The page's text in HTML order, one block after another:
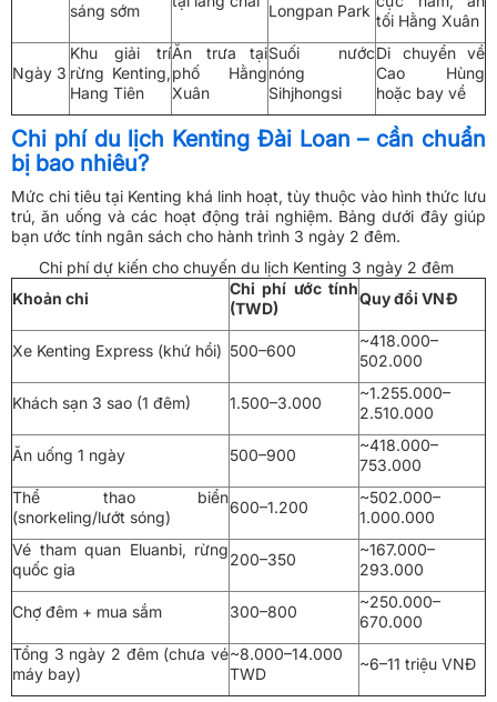
sáng sớm Longpan Park
tối Hằng Xuân
Ngày 3
Khu giải trí
rừng Kenting,
Hang Tiên
Ăn trưa tại
phố Hằng
Xuân
Suối nước
nóng
Sihjhongsi
Di chuyển về
Cao Hùng
hoặc bay về
Chi phí du lịch Kenting Đài Loan – cần chuẩn
bị bao nhiêu?
Mức chi tiêu tại Kenting khá linh hoạt, tùy thuộc vào hình thức lưu
trú, ăn uống và các hoạt động trải nghiệm. Bảng dưới đây giúp
bạn ước tính ngân sách cho hành trình 3 ngày 2 đêm.
Chi phí dự kiến cho chuyến du lịch Kenting 3 ngày 2 đêm
Khoản chi
Chi phí ước tính
(TWD)
Quy đổi VNĐ
Xe Kenting Express (khứ hồi) 500–600
~418.000–
502.000
Khách sạn 3 sao (1 đêm) 1.500–3.000
~1.255.000–
2.510.000
Ăn uống 1 ngày 500–900
~418.000–
753.000
Thể thao biển
(snorkeling/lướt sóng)
600–1.200
~502.000–
1.000.000
Vé tham quan Eluanbi, rừng
quốc gia
200–350
~167.000–
293.000
Chợ đêm + mua sắm 300–800
~250.000–
670.000
Tổng 3 ngày 2 đêm (chưa vé
máy bay)
~8.000–14.000
TWD
~6–11 triệu VNĐ